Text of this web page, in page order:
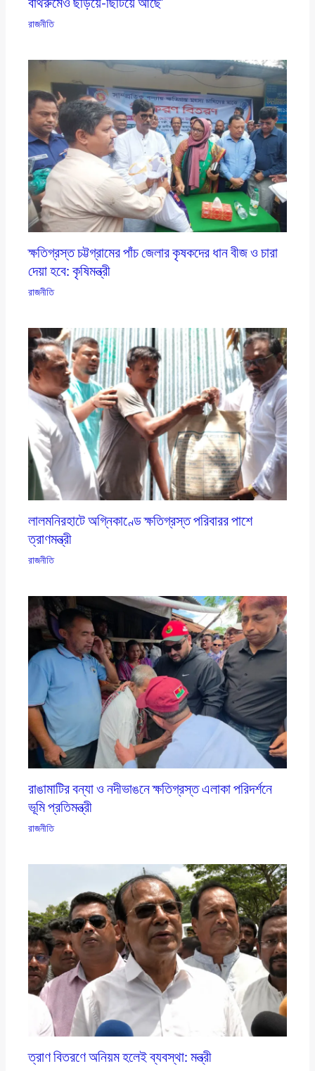
রাজনীতি
ক্ষতিগ্রস্ত চট্টগ্রামের পাঁচ জেলার কৃষকদের ধান বীজ ও চারা
দেয়া হবে: কৃষিমন্ত্রী
রাজনীতি
লালমনিরহাটে অগ্নিকাণ্ডে ক্ষতিগ্রস্ত পরিবারর পাশে
ত্রাণমন্ত্রী
রাজনীতি
রাঙামাটির বন্যা ও নদীভাঙনে ক্ষতিগ্রস্ত এলাকা পরিদর্শনে
ভূমি প্রতিমন্ত্রী
রাজনীতি
ত্রাণ বিতরণে অনিয়ম হলেই ব্যবস্থা: মন্ত্রী